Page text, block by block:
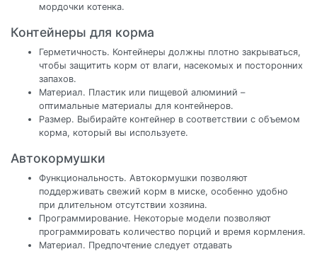
мордочки котенка.
Контейнеры для корма
Герметичность. Контейнеры должны плотно закрываться,
чтобы защитить корм от влаги, насекомых и посторонних
запахов.
Материал. Пластик или пищевой алюминий –
оптимальные материалы для контейнеров.
Размер. Выбирайте контейнер в соответствии с объемом
корма, который вы используете.
Автокормушки
Функциональность. Автокормушки позволяют
поддерживать свежий корм в миске, особенно удобно
при длительном отсутствии хозяина.
Программирование. Некоторые модели позволяют
программировать количество порций и время кормления.
Материал. Предпочтение следует отдавать